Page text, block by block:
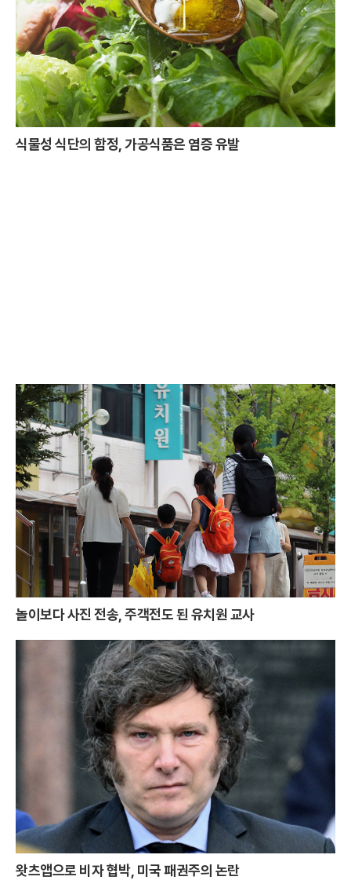
식물성 식단의 함정, 가공식품은 염증 유발
놀이보다 사진 전송, 주객전도 된 유치원 교사
왓츠앱으로 비자 협박, 미국 패권주의 논란